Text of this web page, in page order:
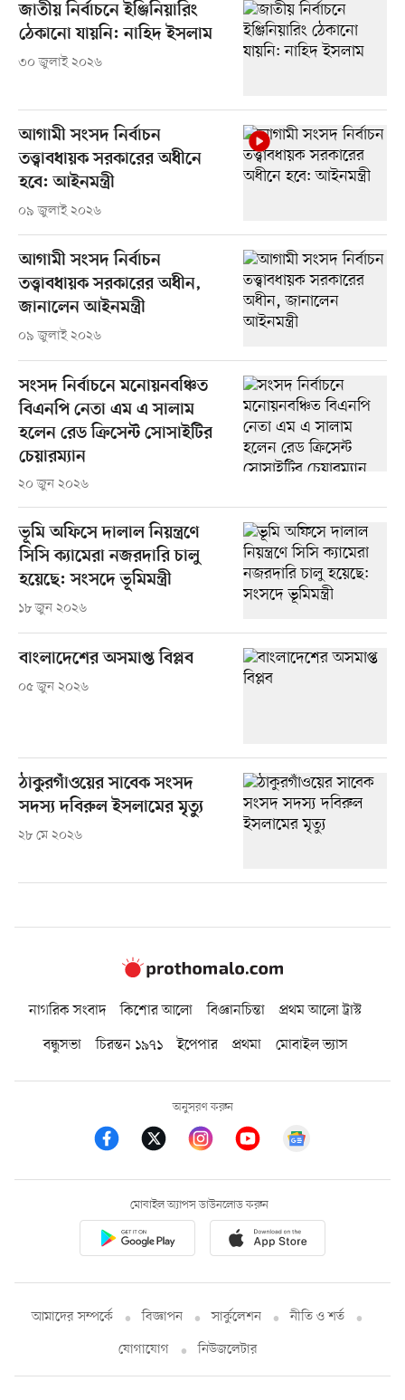
জাতীয় নির্বাচনে ইঞ্জি‌নিয়া‌রিং
ঠেকানো যায়নি: না‌হিদ ইসলাম
৩০ জুলাই ২০২৬
আগামী সংসদ নির্বাচন
তত্ত্বাবধায়ক সরকারের অধীনে
হবে: আইনমন্ত্রী
০৯ জুলাই ২০২৬
আগামী সংসদ নির্বাচন
তত্ত্বাবধায়ক সরকারের অধীন,
জানালেন আইনমন্ত্রী
০৯ জুলাই ২০২৬
সংসদ নির্বাচনে মনোয়নবঞ্চিত
বিএনপি নেতা এম এ সালাম
হলেন রেড ক্রিসেন্ট সোসাইটির
চেয়ারম্যান
২০ জুন ২০২৬
ভূমি অফিসে দালাল নিয়ন্ত্রণে
সিসি ক্যামেরা নজরদারি চালু
হয়েছে: সংসদে ভূমিমন্ত্রী
১৮ জুন ২০২৬
বাংলাদেশের অসমাপ্ত বিপ্লব
০৫ জুন ২০২৬
ঠাকুরগাঁওয়ের সাবেক সংসদ
সদস্য দবিরুল ইসলামের মৃত্যু
২৮ মে ২০২৬
নাগরিক সংবাদ কিশোর আলো বিজ্ঞানচিন্তা
প্রথম আলো ট্রাস্ট
বন্ধুসভা
চিরন্তন ১৯৭১ ইপেপার প্রথমা মোবাইল ভ্যাস
অনুসরণ করুন
মোবাইল অ্যাপস ডাউনলোড করুন
আমাদের সম্পর্কে বিজ্ঞাপন সার্কুলেশন
নীতি ও শর্ত
যোগাযোগ
নিউজলেটার